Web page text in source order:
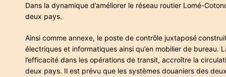
Dans la dynamique d’améliorer le réseau routier Lomé-
deux pays.
Ainsi comme annexe, le poste de contrôle juxtaposé
électriques et informatiques ainsi qu’en mobilier de
l’efficacité dans les opérations de transit, accroître la
deux pays. Il est prévu que les systèmes douaniers des